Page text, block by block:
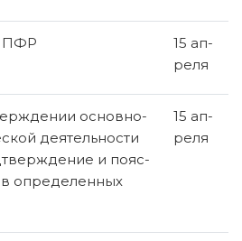
ПФР
15 ап­
ре­ля
ос­нов­но­
де­я­тель­но­сти
и по­яс­
в опре­де­лен­ных
15 ап­
ре­ля